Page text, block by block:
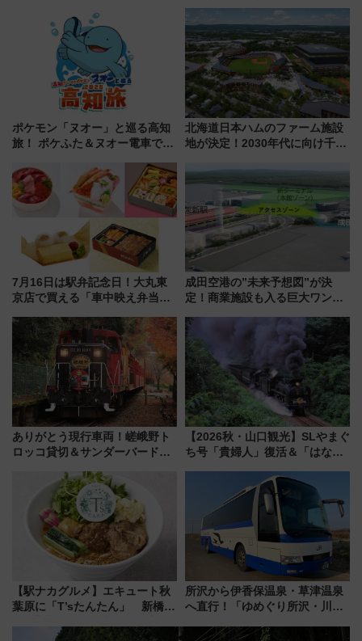
ポケモン「ヌオー」と巡る高知
旅！ ポケふた＆ヌオー電車で楽
路の絶景と絶品グルメを満喫！
（7月18日スタート）
北海道日本ハムのファーム施設
地が決定！2030年代に向け千歳
7月16日は駅弁記念日！大丸東
京店で買える「車中映え弁当」
成田空港の”未来予想図”が決
定！商業施設も入る巨大ワンタ
で新型特急が品川･羽田とを結
ぶ！ JR空港駅は2面3線化！
ありがとう現行車両！嵯峨野ト
ロッコ貸切＆サンダーバードレ
斉藤雪乃＆福原トシヒロと行
く！9月13日「京都の鉄道満喫
ツアー」開催
【2026秋・山口観光】SLやまぐ
ち号「貴婦人」復活＆「はなあ
注目観光列車まとめ きっぷの取
り方は？
【駅ナカグルメ】エキュート秋
葉原に「T’sたんたん」 新橋に
饅」、オムライス専門店「肉と
所沢から伊香保温泉・草津温泉
へ直行！「ゆめぐり所沢・川越
軽に 運行ダイヤ・運賃を解説